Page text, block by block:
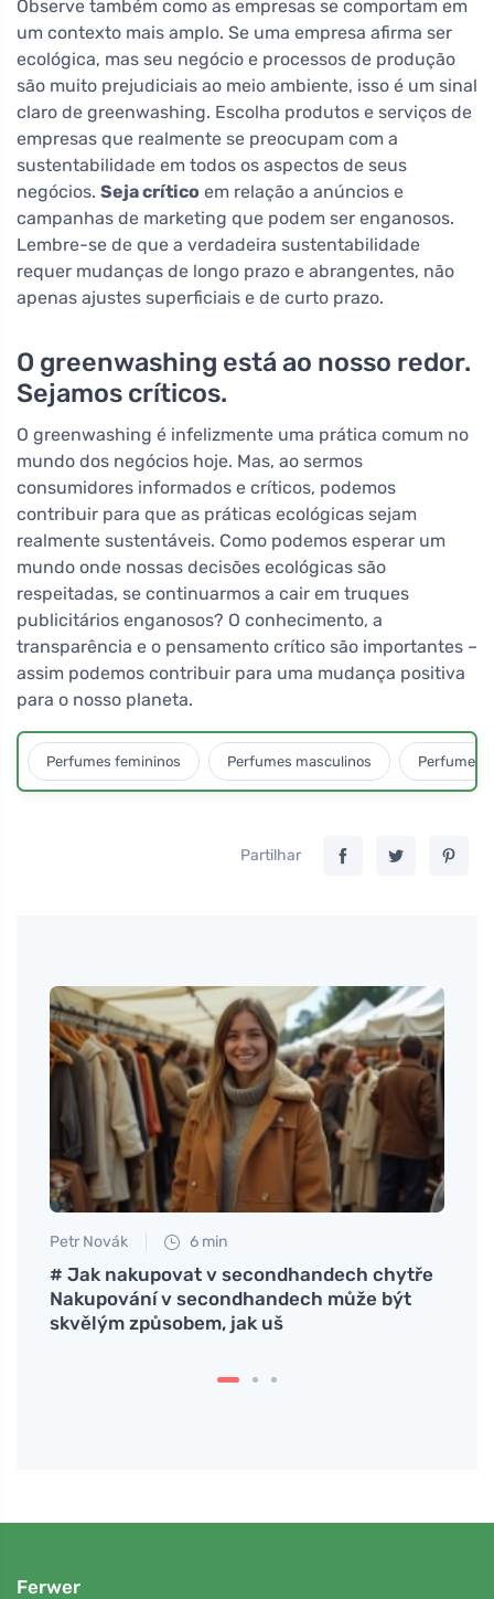
Observe também como as empresas se comportam em
um contexto mais amplo. Se uma empresa afirma ser
ecológica, mas seu negócio e processos de produção
são muito prejudiciais ao meio ambiente, isso é um sinal
claro de greenwashing. Escolha produtos e serviços de
empresas que realmente se preocupam com a
sustentabilidade em todos os aspectos de seus
negócios. Seja crítico em relação a anúncios e
campanhas de marketing que podem ser enganosos.
Lembre-se de que a verdadeira sustentabilidade
requer mudanças de longo prazo e abrangentes, não
apenas ajustes superficiais e de curto prazo.
O greenwashing está ao nosso redor.
Sejamos críticos.
O greenwashing é infelizmente uma prática comum no
mundo dos negócios hoje. Mas, ao sermos
consumidores informados e críticos, podemos
contribuir para que as práticas ecológicas sejam
realmente sustentáveis. Como podemos esperar um
mundo onde nossas decisões ecológicas são
respeitadas, se continuarmos a cair em truques
publicitários enganosos? O conhecimento, a
transparência e o pensamento crítico são importantes –
assim podemos contribuir para uma mudança positiva
para o nosso planeta.
Perfumes femininos Perfumes masculinos Perfumes
Partilhar
Petr Novák 6 min
# Jak nakupovat v secondhandech chytře
Nakupování v secondhandech může být
skvělým způsobem, jak uš
Ferwer